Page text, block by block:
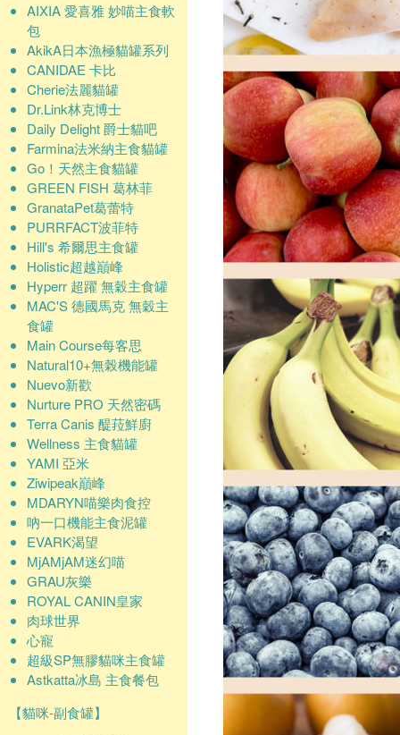
AIXIA 愛喜雅 妙喵主食軟
包
AkikA日本漁極貓罐系列
CANIDAE 卡比
Cherie法麗貓罐
Dr.Link林克博士
Daily Delight 爵士貓吧
Farmina法米納主食貓罐
Go！天然主食貓罐
GREEN FISH 葛林菲
GranataPet葛蕾特
PURRFACT波菲特
Hill's 希爾思主食罐
Holistic超越巔峰
Hyperr 超躍 無穀主食罐
MAC'S 德國馬克 無穀主
食罐
Main Course每客思
Natural10+無榖機能罐
Nuevo新歡
Nurture PRO 天然密碼
Terra Canis 醍菈鮮廚
Wellness 主食貓罐
YAMI 亞米
Ziwipeak巔峰
MDARYN喵樂肉食控
吶一口機能主食泥罐
EVARK渴望
MjAMjAM迷幻喵
GRAU灰樂
ROYAL CANIN皇家
肉球世界
心寵
超級SP無膠貓咪主食罐
Astkatta冰島 主食餐包
【貓咪-副食罐】